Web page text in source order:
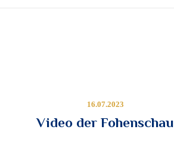
16.07.2023
Video der Fohenschau